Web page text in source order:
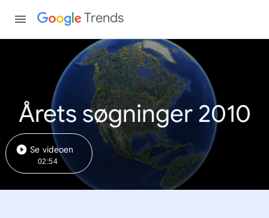
Trends
Årets søgninger 2010
Se videoen
02:54